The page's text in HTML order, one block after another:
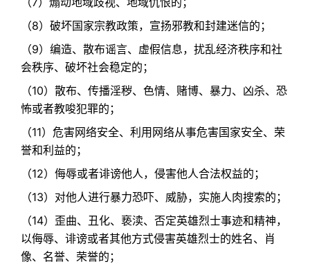
（8）破坏国家宗教政策，宣扬邪教和封建迷信的；​
（9）编造、散布谣言、虚假信息，扰乱经济秩序和社
会秩序、破坏社会稳定的；​
（10）散布、传播淫秽、色情、赌博、暴力、凶杀、恐
怖或者教唆犯罪的；​
（11）危害网络安全、利用网络从事危害国家安全、荣
誉和利益的；​
（12）侮辱或者诽谤他人，侵害他人合法权益的；​
（13）对他人进行暴力恐吓、威胁，实施人肉搜索的；​
（14）歪曲、丑化、亵渎、否定英雄烈士事迹和精神，
以侮辱、诽谤或者其他方式侵害英雄烈士的姓名、肖
像、名誉、荣誉的；​